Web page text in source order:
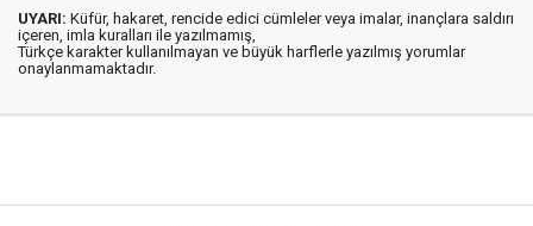
UYARI: Küfür, hakaret, rencide edici cümleler veya imalar, inançlara saldırı
içeren, imla kuralları ile yazılmamış,
Türkçe karakter kullanılmayan ve büyük harflerle yazılmış yorumlar
onaylanmamaktadır.